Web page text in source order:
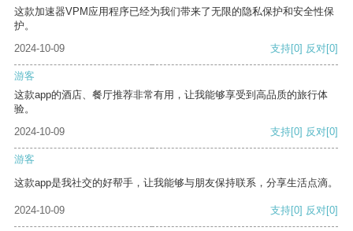
这款加速器VPM应用程序已经为我们带来了无限的隐私保护和安全性保
护。
2024-10-09
支持[0] 反对[0]
游客
这款app的酒店、餐厅推荐非常有用，让我能够享受到高品质的旅行体
验。
2024-10-09
支持[0] 反对[0]
游客
这款app是我社交的好帮手，让我能够与朋友保持联系，分享生活点滴。
2024-10-09 支持[0] 反对[0]